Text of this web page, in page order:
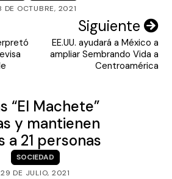
DE OCTUBRE, 2021
Siguiente
EE.UU. ayudará a México a
ampliar Sembrando Vida a
Centroamérica
“El Machete”
y mantienen
a 21 personas
SOCIEDAD
29 DE JULIO, 2021